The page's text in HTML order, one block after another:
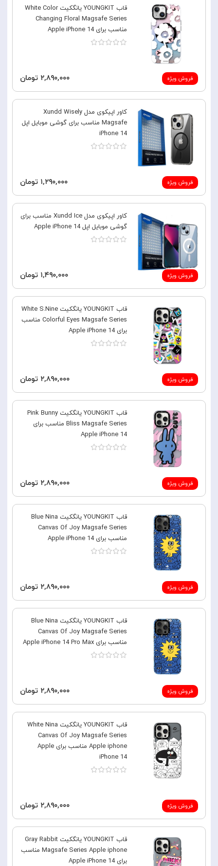
فروش ویژه
قاب YOUNGKIT یانگکیت White Color
Changing Floral Magsafe Series
مناسب برای Apple iPhone 14
۲,۸۹۰,۰۰۰ تومان
فروش ویژه
کاور اپیکوی مدل Xundd Wisely
Magsafe مناسب برای گوشی موبایل اپل
iPhone 14
۱,۲۹۰,۰۰۰ تومان
فروش ویژه
کاور اپیکوی مدل Xundd Ice مناسب برای
گوشی موبایل اپل Apple iPhone 14
۱,۴۹۰,۰۰۰ تومان
فروش ویژه
قاب YOUNGKIT یانگکیت White S.Nine
Colorful Eyes Magsafe Series مناسب
برای Apple iPhone 14
۲,۸۹۰,۰۰۰ تومان
فروش ویژه
قاب YOUNGKIT یانگکیت Pink Bunny
Bliss Magsafe Series مناسب برای
Apple iPhone 14
۲,۸۹۰,۰۰۰ تومان
فروش ویژه
قاب YOUNGKIT یانگکیت Blue Nina
Canvas Of Joy Magsafe Series
مناسب برای Apple iPhone 14
۲,۸۹۰,۰۰۰ تومان
فروش ویژه
قاب YOUNGKIT یانگکیت Blue Nina
Canvas Of Joy Magsafe Series
مناسب برای Apple iPhone 14 Pro Max
۲,۸۹۰,۰۰۰ تومان
فروش ویژه
قاب YOUNGKIT یانگکیت White Nina
Canvas Of Joy Magsafe Series
Apple iphone مناسب برای Apple
iPhone 14
۲,۸۹۰,۰۰۰ تومان
قاب YOUNGKIT یانگکیت Gray Rabbit
Magsafe Series Apple iphone مناسب
برای Apple iPhone 14